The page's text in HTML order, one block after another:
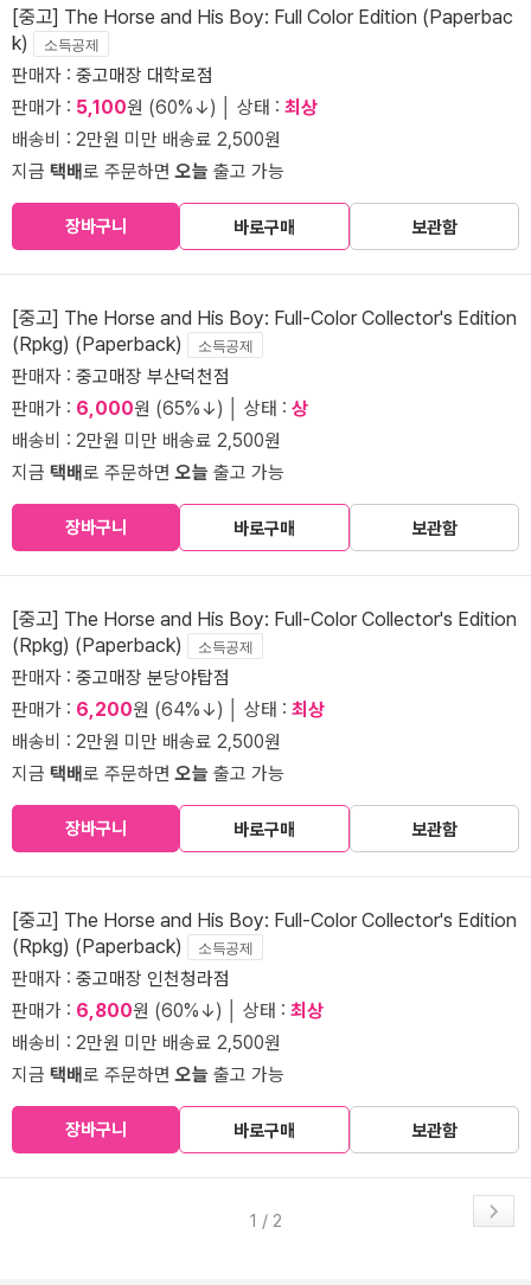
[중고] The Horse and His Boy: Full Color Edition (Paperbac
k)
소득공제
판매자 : 중고매장 대학로점
판매가 : 5,100원 (60%↓) │ 상태 : 최상
배송비 : 2만원 미만 배송료 2,500원
지금 택배로 주문하면오늘 출고 가능
장바구니 바로구매 보관함
[중고] The Horse and His Boy: Full-Color Collector's Edition
(Rpkg) (Paperback)
소득공제
판매자 : 중고매장 부산덕천점
판매가 : 6,000원 (65%↓) │ 상태 : 상
배송비 : 2만원 미만 배송료 2,500원
지금 택배로 주문하면오늘 출고 가능
장바구니 바로구매 보관함
[중고] The Horse and His Boy: Full-Color Collector's Edition
(Rpkg) (Paperback)
소득공제
판매자 : 중고매장 분당야탑점
판매가 : 6,200원 (64%↓) │ 상태 : 최상
배송비 : 2만원 미만 배송료 2,500원
지금 택배로 주문하면오늘 출고 가능
장바구니 바로구매 보관함
[중고] The Horse and His Boy: Full-Color Collector's Edition
(Rpkg) (Paperback)
소득공제
판매자 : 중고매장 인천청라점
판매가 : 6,800원 (60%↓) │ 상태 : 최상
배송비 : 2만원 미만 배송료 2,500원
지금 택배로 주문하면오늘 출고 가능
장바구니 바로구매 보관함
1 / 2